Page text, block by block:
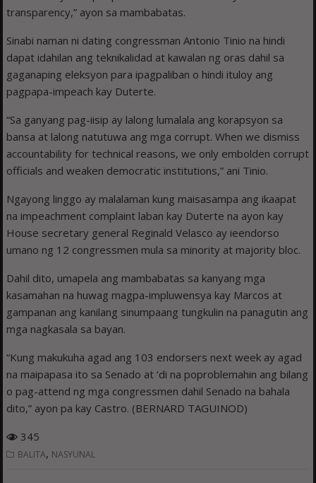
transparency,” ayon sa mambabatas.
Sinabi naman ni dating congressman Antonio Tinio na hindi
dapat idahilan ang teknikalidad at kawalan ng oras dahil sa
gaganaping eleksyon para ipagpaliban o hindi ituloy ang
pagpapa-impeach kay Duterte.
“Sa ganyang pag-iisip ay lalong lumalala ang korapsyon sa
bansa at lalong natutuwa ang mga corrupt. When we dismiss
accountability for technical reasons, we only embolden corrupt
officials and weaken democratic institutions,” ani Tinio.
Ngayong linggo ay malalaman kung maisasampa ang ikaapat
na impeachment complaint laban kay Duterte na ayon kay
House secretary general Reginald Velasco ay ieendorso
umano ng 12 congressmen mula sa minority at majority bloc.
Dahil dito, umapela ang mambabatas sa kanyang mga
kasamahan na huwag magpa-impluwensya kay Marcos at
gampanan ang kanilang sinumpaang tungkulin na panagutin ang
mga nagkasala sa bayan.
“Kung makukuha agad ang 103 endorsers next week ay agad
na maipapasa ito sa Senado at ‘di na poproblemahin ang bilang
o pag-attend ng mga congressmen dahil Senado na bahala
dito,” ayon pa kay Castro. (BERNARD TAGUINOD)
345
BALITA, NASYUNAL